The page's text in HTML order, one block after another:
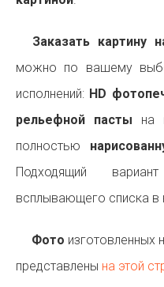
Заказать картину
можно по вашему
исполнений: HD
рельефной пасты на
полностью
Подходящий
всплывающего списка в
Фото изготовленных
представлены на этой